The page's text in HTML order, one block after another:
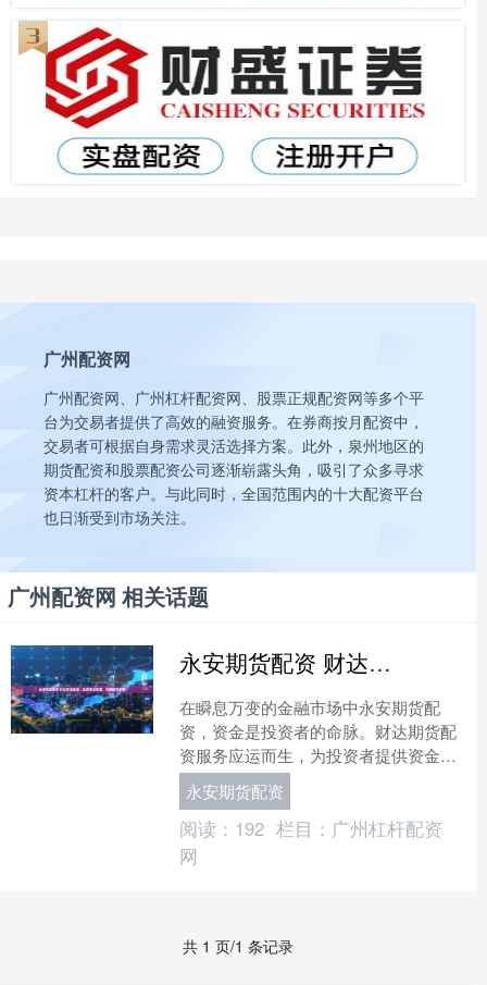
广州配资网
广州配资网、广州杠杆配资网、股票正规配资网等多个平
台为交易者提供了高效的融资服务。在券商按月配资中，
交易者可根据自身需求灵活选择方案。此外，泉州地区的
期货配资和股票配资公司逐渐崭露头角，吸引了众多寻求
资本杠杆的客户。与此同时，全国范围内的十大配资平台
也日渐受到市场关注。
广州配资网 相关话题
永安期货配资 财达期货配资：助您资金倍增，实现财富梦想
在瞬息万变的金融市场中永安期货配
资，资金是投资者的命脉。财达期货配
资服务应运而生，为投资者提供资金杠
杆，助力其放大投资收益。 股票配资是
指投资者通过平台借入资金....
永安期货配资
阅读： 192 栏目： 广州杠杆配资
网
共 1 页/1 条记录